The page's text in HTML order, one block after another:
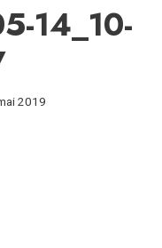
14_10-
2019